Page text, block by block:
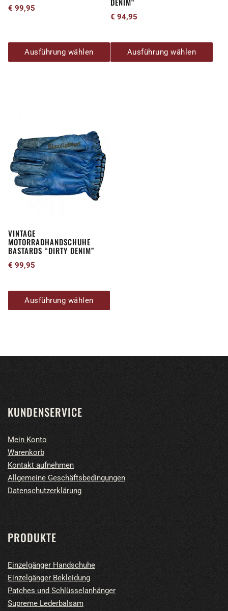
€ 99,95
Ausführung wählen
Produktseite
€ 94,95
Ausführung wählen
Produktseite
gewählt
VINTAGE
MOTORRADHANDSCHUHE
BASTARDS “DIRTY DENIM”
€ 99,95
Ausführung wählen
weist
mehrere
Varianten
auf.
auf
der
Produktseite
KUNDENSERVICE
Mein Konto
Warenkorb
Kontakt aufnehmen
Allgemeine Geschäftsbedingungen
Datenschutzerklärung
PRODUKTE
Einzelgänger Handschuhe
Einzelgänger Bekleidung
Patches und Schlüsselanhänger
Supreme Lederbalsam